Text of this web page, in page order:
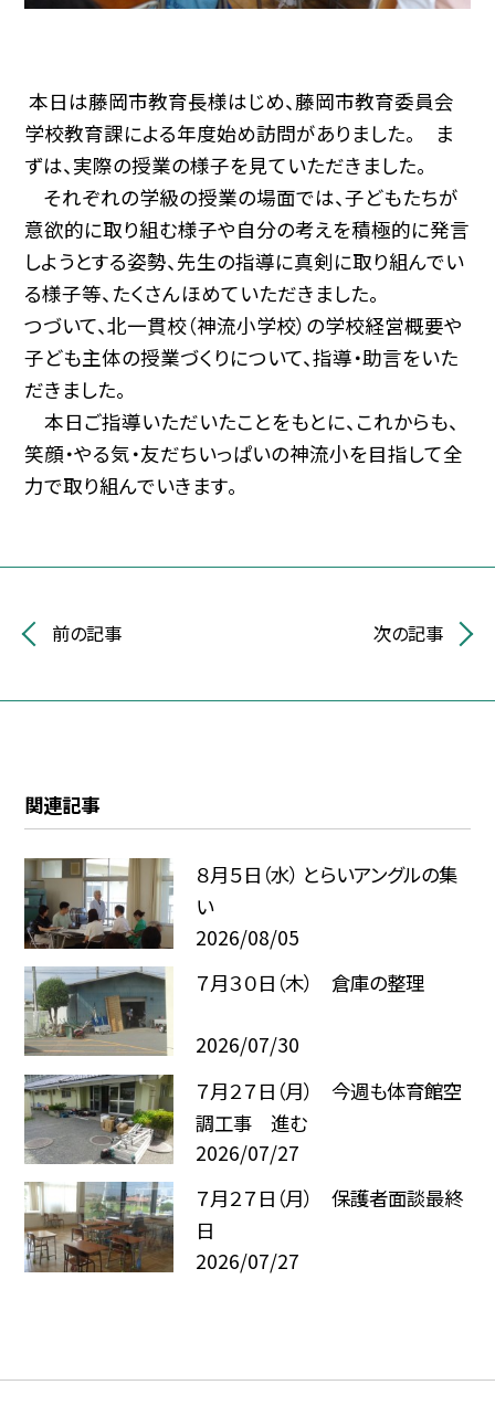
本日は藤岡市教育長様はじめ、藤岡市教育委員会
学校教育課による年度始め訪問がありました。 ま
ずは、実際の授業の様子を見ていただきました。
それぞれの学級の授業の場面では、子どもたちが
意欲的に取り組む様子や自分の考えを積極的に発言
しようとする姿勢、先生の指導に真剣に取り組んでい
る様子等、たくさんほめていただきました。
つづいて、北一貫校（神流小学校）の学校経営概要や
子ども主体の授業づくりについて、指導・助言をいた
だきました。
本日ご指導いただいたことをもとに、これからも、
笑顔・やる気・友だちいっぱいの神流小を目指して全
力で取り組んでいきます。
前の記事 次の記事
関連記事
８月５日（水） とらいアングルの集
い
2026/08/05
７月３０日（木） 倉庫の整理
2026/07/30
７月２７日（月） 今週も体育館空
調工事 進む
2026/07/27
７月２７日（月） 保護者面談最終
日
2026/07/27